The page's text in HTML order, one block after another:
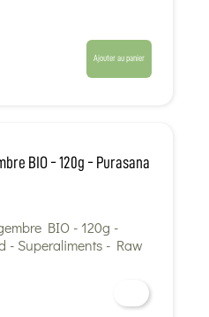
Ajouter au panier
BIO - 120g - Purasana